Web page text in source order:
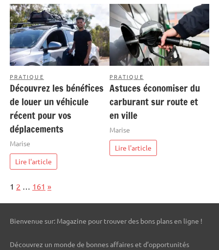
PRATIQUE
Découvrez les bénéfices
de louer un véhicule
récent pour vos
déplacements
Marise
Lire l'article
PRATIQUE
Astuces économiser du
carburant sur route et
en ville
Marise
Lire l'article
Page:
1 2 161 Next
»
Bienvenue sur: Magazine pour trouver des bons plans en ligne !
Découvrez un monde de bonnes affaires et d’opportunités